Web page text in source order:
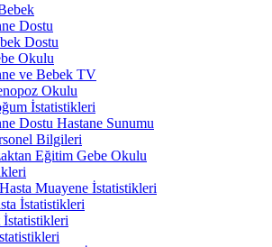
Dostu
Dostu
Okulu
ve Bebek TV
Okulu
İstatistikleri
Dostu Hastane Sunumu
Bilgileri
Eğitim Gebe Okulu
Muayene İstatistikleri
İstatistikleri